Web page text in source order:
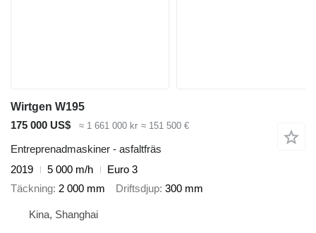
Wirtgen W195
175 000 US$
≈ 1 661 000 kr ≈ 151 500 €
Entreprenadmaskiner - asfaltfräs
2019
5 000 m/h
Euro 3
Täckning 2 000 mm Driftsdjup 300 mm
Kina, Shanghai